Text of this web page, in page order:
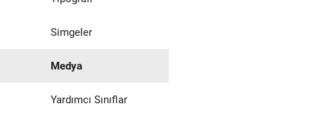
Yöntemleri
0.4.3'ten 1.0.0'a
Yükseltme
Simgeler
Medya
Yardımcı Sınıflar